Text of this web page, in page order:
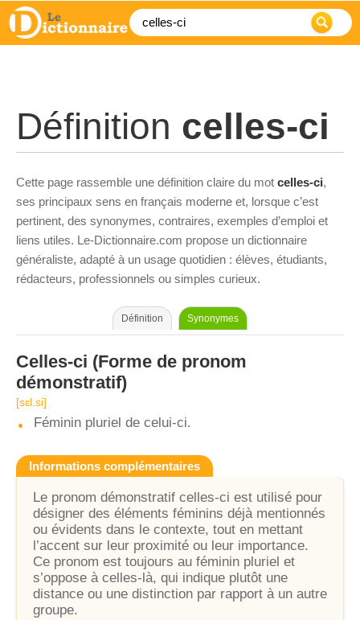
Définition celles-ci
Cette page rassemble une définition claire du mot celles-ci,
ses principaux sens en français moderne et, lorsque c’est
pertinent, des synonymes, contraires, exemples d’emploi et
liens utiles. Le-Dictionnaire.com propose un dictionnaire
généraliste, adapté à un usage quotidien : élèves, étudiants,
rédacteurs, professionnels ou simples curieux.
Définition Synonymes
Celles-ci (Forme de pronom
démonstratif)
[sɛl.si]
Féminin pluriel de celui-ci.
Informations complémentaires
Le pronom démonstratif celles-ci est utilisé pour
désigner des éléments féminins déjà mentionnés
ou évidents dans le contexte, tout en mettant
l’accent sur leur proximité ou leur importance.
Ce pronom est toujours au féminin pluriel et
s’oppose à celles-là, qui indique plutôt une
distance ou une distinction par rapport à un autre
groupe.